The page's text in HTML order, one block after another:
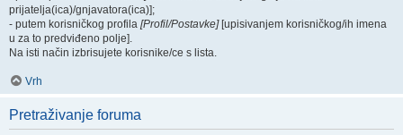
prijatelja(ica)/gnjavatora(ica)];
- putem korisničkog profila [Profil/Postavke][upisivanjem korisničkog/ih imena
u za to predviđeno polje].
Na isti način izbrisujete korisnike/ce s lista.
Vrh
Pretraživanje foruma